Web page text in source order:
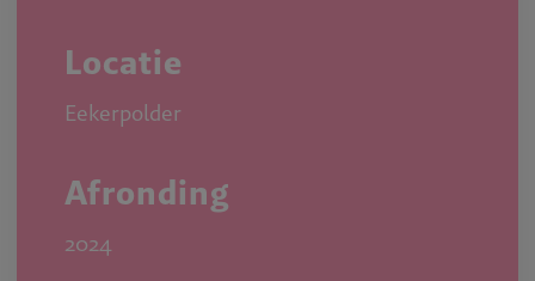
Locatie
Eekerpolder
Afronding
2024